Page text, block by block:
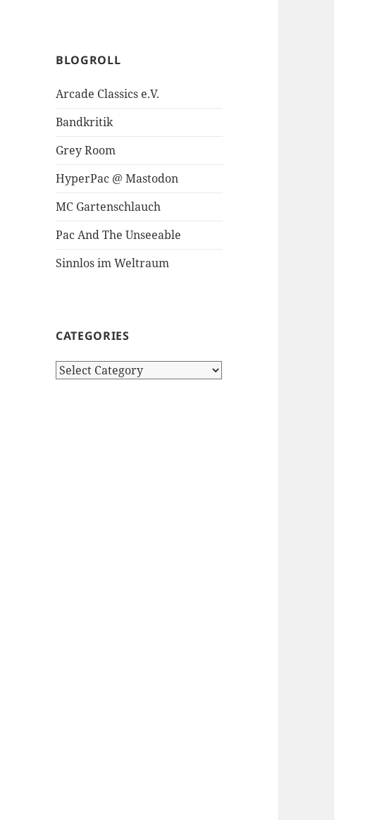
BLOGROLL
Arcade Classics e.V.
Bandkritik
Grey Room
HyperPac @ Mastodon
MC Gartenschlauch
Pac And The Unseeable
Sinnlos im Weltraum
CATEGORIES
Categories